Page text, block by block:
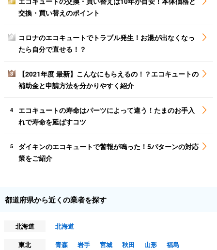
交換・買い替えのポイント
2
コロナのエコキュートでトラブル発生！お湯が出なくなっ
たら自分で直せる！？
3
【2021年度 最新】こんなにもらえるの！？エコキュートの
補助金と申請方法を分かりやすく紹介
4
エコキュートの寿命はパーツによって違う！たまのお手入
れで寿命を延ばすコツ
5
ダイキンのエコキュートで警報が鳴った！5パターンの対応
策をご紹介
都道府県から近くの業者を探す
北海道
北海道
東北
青森 岩手 宮城 秋田 山形
福島